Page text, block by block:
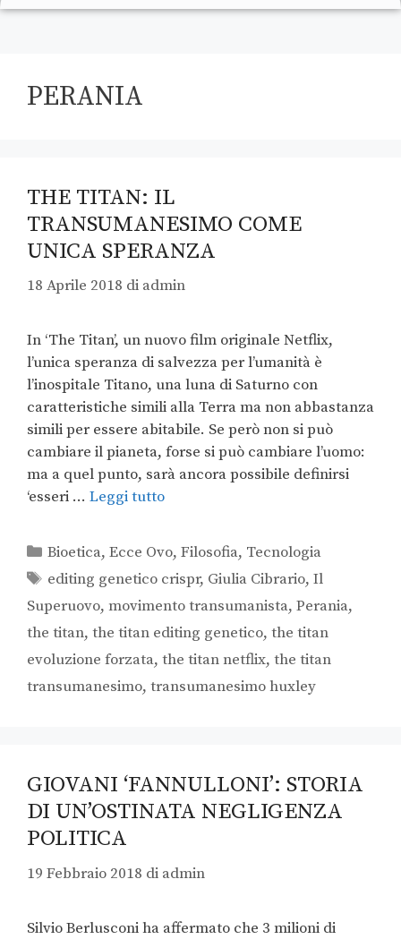
PERANIA
THE TITAN: IL
TRANSUMANESIMO COME
UNICA SPERANZA
18 Aprile 2018 di admin
In ‘The Titan’, un nuovo film originale Netflix,
l’unica speranza di salvezza per l’umanità è
l’inospitale Titano, una luna di Saturno con
caratteristiche simili alla Terra ma non abbastanza
simili per essere abitabile. Se però non si può
cambiare il pianeta, forse si può cambiare l’uomo:
ma a quel punto, sarà ancora possibile definirsi
‘esseri … Leggi tutto
Bioetica,Ecce Ovo,Filosofia, Tecnologia
editing genetico crispr, Giulia Cibrario,Il
Superuovo, movimento transumanista, Perania,
the titan, the titan editing genetico, the titan
evoluzione forzata, the titan netflix, the titan
transumanesimo, transumanesimo huxley
GIOVANI ‘FANNULLONI’: STORIA
DI UN’OSTINATA NEGLIGENZA
POLITICA
19 Febbraio 2018 di admin
Silvio Berlusconi ha affermato che 3 milioni di